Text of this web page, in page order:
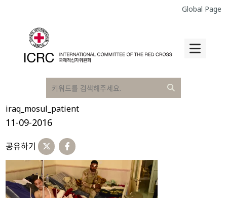
Global Page
iraq_mosul_patient
11-09-2016
공유하기